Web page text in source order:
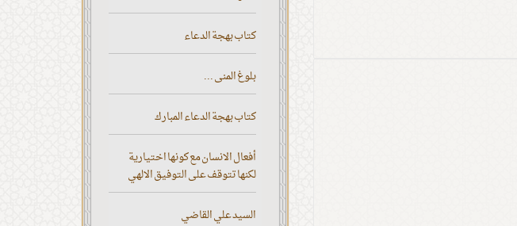
كتاب بهجة الدعاء
بلوغ المنى ...
كتاب بهجة الدعاء المبارك
أفعال الانسان مع كونها اختيارية
لكنها تتوقف على التوفيق الالهي
السيد علي القاضي